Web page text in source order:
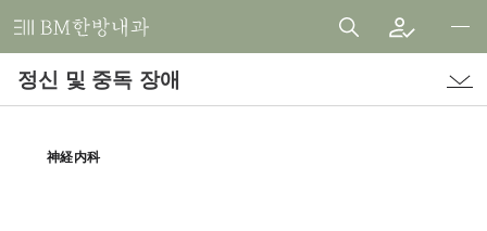
비
한
과
정신 및 중독 장애
神経内科